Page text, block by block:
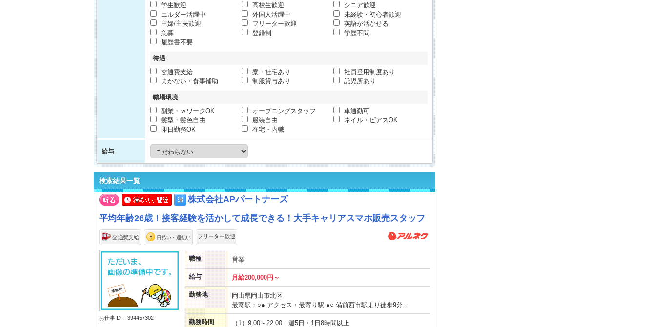
学生歓迎
高校生歓迎
シニア歓迎
エルダー活躍中
外国人活躍中
未経験・初心者歓迎
主婦/主夫歓迎
フリーター歓迎
英語が活かせる
急募
登録制
学歴不問
履歴書不要
待遇
交通費支給
寮・社宅あり
社員登用制度あり
まかない・食事補助
制服貸与あり 託児所あり
職場環境
副業・ｗワークOK
オープニングスタッフ
車通勤可
髪型・髪色自由
服装自由
ネイル・ピアスOK
即日勤務OK
在宅・内職
給与
検索結果一覧
株式会社APパートナーズ
平均年齢26歳！接客経験を活かして成長できる！大手キャリアスマホ販売スタッフ
交通費支給 日払い・週払い フリーター歓迎
お仕事ID： 394457302
職種 営業
給与 月給200,000円～
勤務地
岡山県岡山市北区
最寄駅：○● アクセス・最寄り駅 ●○ 備前西市駅より徒歩9分...
勤務時間 （1）9:00～22:00 週5日・1日8時間以上